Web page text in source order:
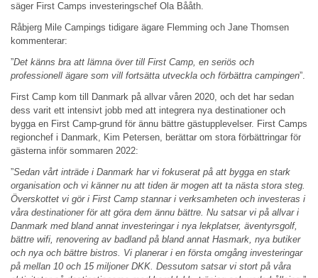
säger First Camps investeringschef Ola Bååth.
Råbjerg Mile Campings tidigare ägare Flemming och Jane Thomsen
kommenterar:
”Det känns bra att lämna över till First Camp, en seriös och
professionell ägare som vill fortsätta utveckla och förbättra campingen”.
First Camp kom till Danmark på allvar våren 2020, och det har sedan
dess varit ett intensivt jobb med att integrera nya destinationer och
bygga en First Camp-grund för ännu bättre gästupplevelser. First Camps
regionchef i Danmark, Kim Petersen, berättar om stora förbättringar för
gästerna inför sommaren 2022:
”Sedan vårt inträde i Danmark har vi fokuserat på att bygga en stark
organisation och vi känner nu att tiden är mogen att ta nästa stora steg.
Överskottet vi gör i First Camp stannar i verksamheten och investeras i
våra destinationer för att göra dem ännu bättre. Nu satsar vi på allvar i
Danmark med bland annat investeringar i nya lekplatser, äventyrsgolf,
bättre wifi, renovering av badland på bland annat Hasmark, nya butiker
och nya och bättre bistros. Vi planerar i en första omgång investeringar
på mellan 10 och 15 miljoner DKK. Dessutom satsar vi stort på våra